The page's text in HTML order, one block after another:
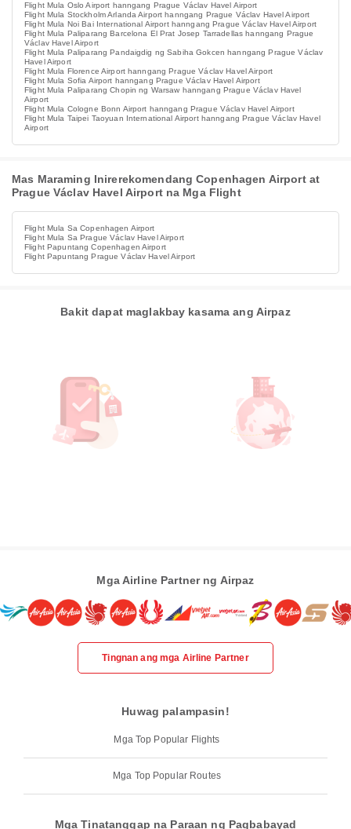
Flight Mula Oslo Airport hanngang Prague Václav Havel Airport
Flight Mula Stockholm Arlanda Airport hanngang Prague Václav Havel Airport
Flight Mula Noi Bai International Airport hanngang Prague Václav Havel Airport
Flight Mula Paliparang Barcelona El Prat Josep Tarradellas hanngang Prague
Václav Havel Airport
Flight Mula Paliparang Pandaigdig ng Sabiha Gokcen hanngang Prague Václav
Havel Airport
Flight Mula Florence Airport hanngang Prague Václav Havel Airport
Flight Mula Sofia Airport hanngang Prague Václav Havel Airport
Flight Mula Paliparang Chopin ng Warsaw hanngang Prague Václav Havel
Airport
Flight Mula Cologne Bonn Airport hanngang Prague Václav Havel Airport
Flight Mula Taipei Taoyuan International Airport hanngang Prague Václav Havel
Airport
Mas Maraming Inirerekomendang Copenhagen Airport at
Prague Václav Havel Airport na Mga Flight
Flight Mula Sa Copenhagen Airport
Flight Mula Sa Prague Václav Havel Airport
Flight Papuntang Copenhagen Airport
Flight Papuntang Prague Václav Havel Airport
Bakit dapat maglakbay kasama ang Airpaz
Mga Airline Partner ng Airpaz
Tingnan ang mga Airline Partner
Huwag palampasin!
Mga Top Popular Flights
Mga Top Popular Routes
Mga Tinatanggap na Paraan ng Pagbabayad